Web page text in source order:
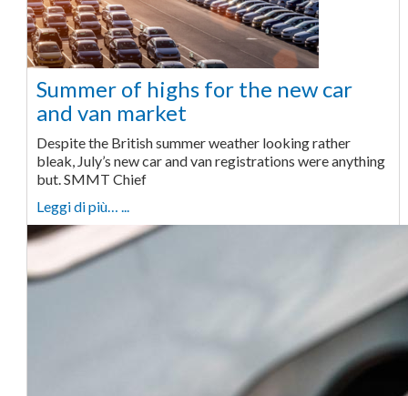
Summer of highs for the new car
and van market
Despite the British summer weather looking rather
bleak, July’s new car and van registrations were anything
but. SMMT Chief
Leggi di più… ...